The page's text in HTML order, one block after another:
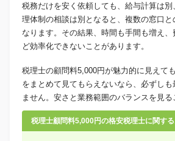
税務だけを安く依頼しても、給与計算は
理体制の相談は別となると、複数の窓口と
なります。その結果、時間も手間も増え
ど効率化できないことがあります。
税理士の顧問料5,000円が魅力的に見えて
をまとめて見てもらえないなら、必ずしも
ません。安さと業務範囲のバランスを見る
税理士顧問料5,000円の格安税理士に関す